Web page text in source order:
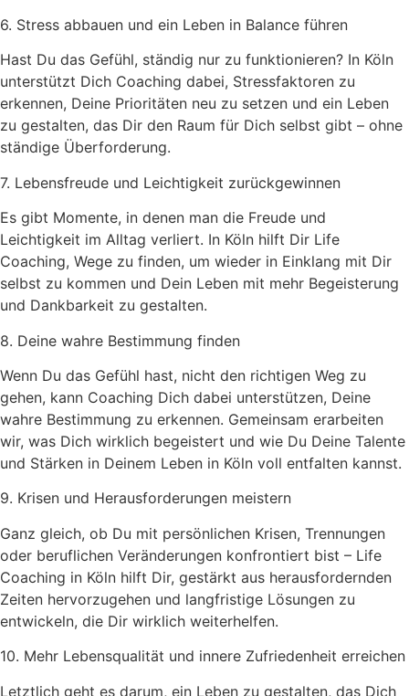
6. Stress abbauen und ein Leben in Balance führen
Hast Du das Gefühl, ständig nur zu funktionieren? In Köln
unterstützt Dich Coaching dabei, Stressfaktoren zu
erkennen, Deine Prioritäten neu zu setzen und ein Leben
zu gestalten, das Dir den Raum für Dich selbst gibt – ohne
ständige Überforderung.
7. Lebensfreude und Leichtigkeit zurückgewinnen
Es gibt Momente, in denen man die Freude und
Leichtigkeit im Alltag verliert. In Köln hilft Dir Life
Coaching, Wege zu finden, um wieder in Einklang mit Dir
selbst zu kommen und Dein Leben mit mehr Begeisterung
und Dankbarkeit zu gestalten.
8. Deine wahre Bestimmung finden
Wenn Du das Gefühl hast, nicht den richtigen Weg zu
gehen, kann Coaching Dich dabei unterstützen, Deine
wahre Bestimmung zu erkennen. Gemeinsam erarbeiten
wir, was Dich wirklich begeistert und wie Du Deine Talente
und Stärken in Deinem Leben in Köln voll entfalten kannst.
9. Krisen und Herausforderungen meistern
Ganz gleich, ob Du mit persönlichen Krisen, Trennungen
oder beruflichen Veränderungen konfrontiert bist – Life
Coaching in Köln hilft Dir, gestärkt aus herausfordernden
Zeiten hervorzugehen und langfristige Lösungen zu
entwickeln, die Dir wirklich weiterhelfen.
10. Mehr Lebensqualität und innere Zufriedenheit erreichen
Letztlich geht es darum, ein Leben zu gestalten, das Dich